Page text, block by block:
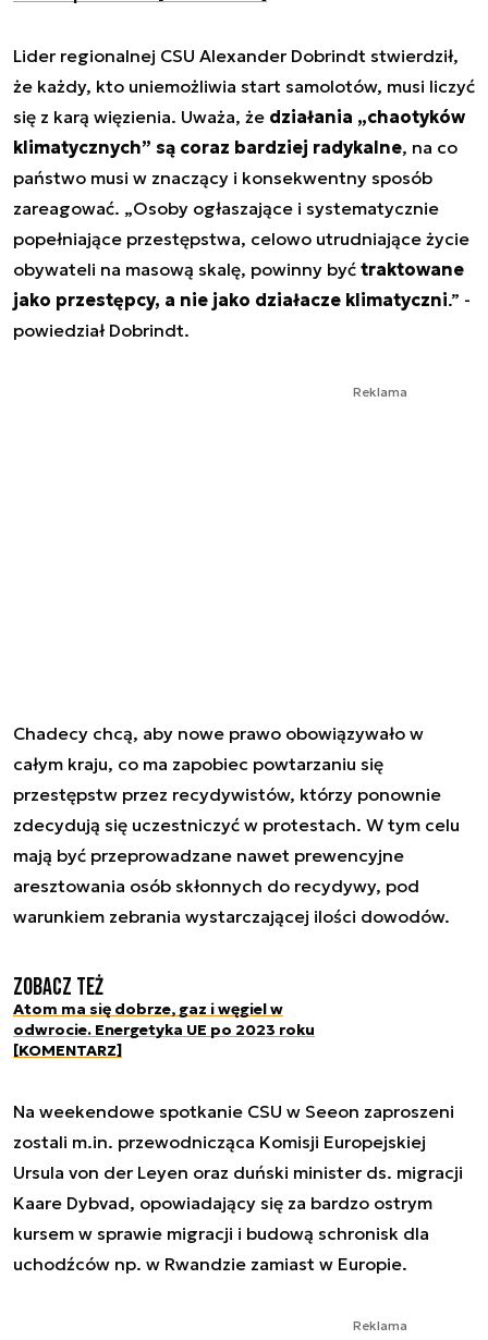
Lider regionalnej CSU Alexander Dobrindt stwierdził,
że każdy, kto uniemożliwia start samolotów, musi liczyć
się z karą więzienia. Uważa, że działania „chaotyków
klimatycznych” są coraz bardziej radykalne, na co
państwo musi w znaczący i konsekwentny sposób
zareagować. „Osoby ogłaszające i systematycznie
popełniające przestępstwa, celowo utrudniające życie
obywateli na masową skalę, powinny być traktowane
jako przestępcy, a nie jako działacze klimatyczni.” -
powiedział Dobrindt.
Reklama
Chadecy chcą, aby nowe prawo obowiązywało w
całym kraju, co ma zapobiec powtarzaniu się
przestępstw przez recydywistów, którzy ponownie
zdecydują się uczestniczyć w protestach. W tym celu
mają być przeprowadzane nawet prewencyjne
aresztowania osób skłonnych do recydywy, pod
warunkiem zebrania wystarczającej ilości dowodów.
Zobacz też
Atom ma się dobrze, gaz i węgiel w
odwrocie. Energetyka UE po 2023 roku
[KOMENTARZ]
Na weekendowe spotkanie CSU w Seeon zaproszeni
zostali m.in. przewodnicząca Komisji Europejskiej
Ursula von der Leyen oraz duński minister ds. migracji
Kaare Dybvad, opowiadający się za bardzo ostrym
kursem w sprawie migracji i budową schronisk dla
uchodźców np. w Rwandzie zamiast w Europie.
Reklama